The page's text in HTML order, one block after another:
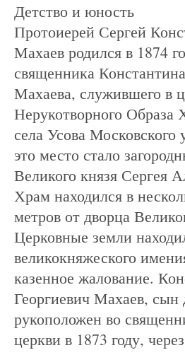
Детство и юность
Протоиерей Сергей
Махаев родился в 1874
священника
Махаева, служившего в
Нерукотворного Образа
села Усова Московского
это место стало
Великого князя Сергея
Храм находился в
метров от дворца
Церковные земли
великокняжеского
казенное жалование.
Георгиевич Махаев, сын
рукоположен во
церкви в 1873 году,